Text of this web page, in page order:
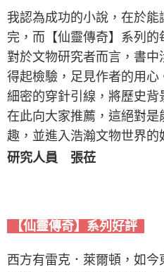
我認為成功的小說，在於
完，而【仙靈傳奇】系列的
對於文物研究者而言，書
得起檢驗，足見作者的用
細密的穿針引線，將歷史背
在此向大家推薦，這絕對是
趣，並進入浩瀚文物世界的
研究人員 張莅
【仙靈傳奇】系列好評
西方有雷克．萊爾頓，如